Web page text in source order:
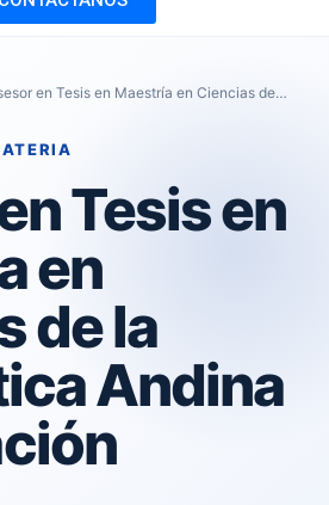
en Tesis en Maestría en Ciencias de…
Tesis en
en
de la
Andina